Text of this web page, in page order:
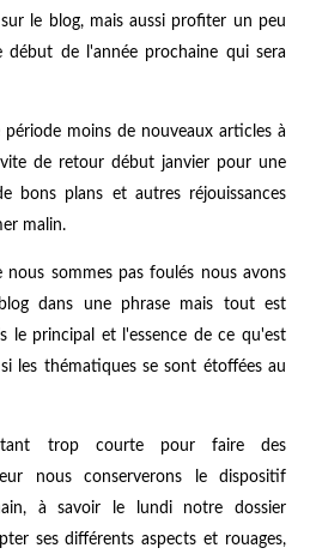
le blog, mais aussi profiter un peu
de l'année prochaine qui sera
moins de nouveaux articles à
de retour début janvier pour une
bons plans et autres réjouissances
malin.
sommes pas foulés nous avons
dans une phrase mais tout est
le principal et l'essence de ce qu'est
si les thématiques se sont étoffées au
trop courte pour faire des
nous conserverons le dispositif
à savoir le lundi notre dossier
ses différents aspects et rouages,